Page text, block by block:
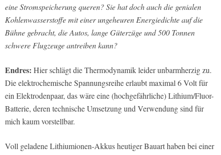
eine Stromspeicherung queren? Sie hat doch auch die genialen
Kohlenwasserstoffe mit einer ungeheuren Energiedichte auf die
Bühne gebracht, die Autos, lange Güterzüge und 500 Tonnen
schwere Flugzeuge antreiben kann?
Endres: Hier schlägt die Thermodynamik leider unbarmherzig zu.
Die elektrochemische Spannungsreihe erlaubt maximal 6 Volt für
ein Elektrodenpaar, das wäre eine (hochgefährliche) Lithium/Fluor-
Batterie, deren technische Umsetzung und Verwendung sind für
mich kaum vorstellbar.
Voll geladene Lithiumionen-Akkus heutiger Bauart haben bei einer